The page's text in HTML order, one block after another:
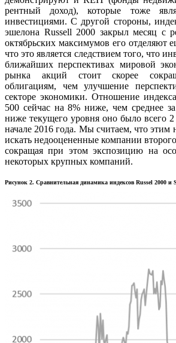
рентный доход), которые тоже
инвестициями. С другой стороны,
эшелона Russell 2000 закрыл месяц с
октябрьских максимумов его отделяют
что это является следствием того, что
ближайших перспективах мировой
рынка акций стоит скорее
облигациям, чем улучшение
секторе экономики. Отношение
500 сейчас на 8% ниже, чем среднее
ниже текущего уровня оно было всего 2
начале 2016 года. Мы считаем, что этим
искать недооцененные компании
сокращая при этом экспозицию на
некоторых крупных компаний.
Рисунок 2. Сравнительная динамика индексов Russel 2000 и